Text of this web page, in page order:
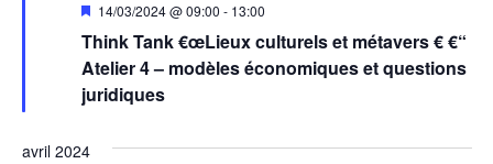
Think Tank €œLieux culturels et métavers € €“
Atelier 4 – modèles économiques et questions
juridiques
Mis
avant
14/03/2024 @ 09:00 - 13:00
avril 2024